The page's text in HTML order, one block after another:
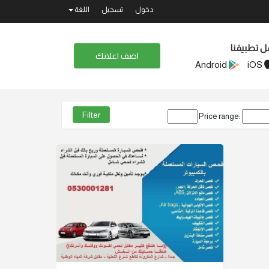
دخول تسجيل اللغة
تطبيقنا
اضف اعلانك
Price range: